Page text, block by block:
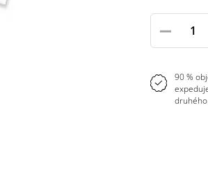
-
Pole
množství
90 %